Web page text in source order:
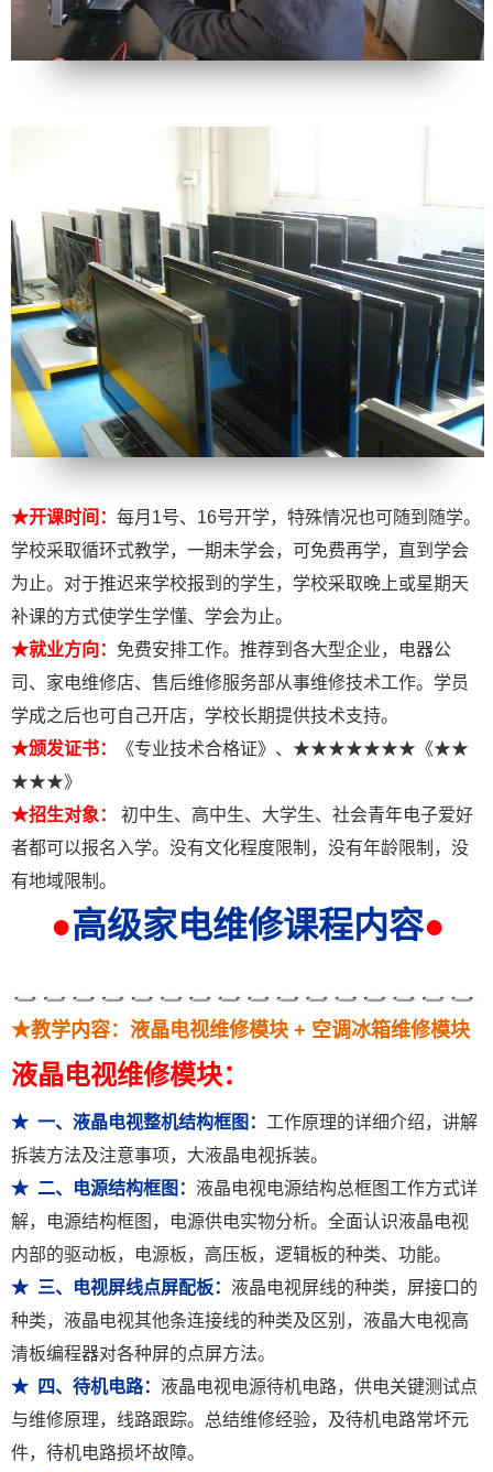
★开课时间： 每月1号、16号开学，特殊情况也可随到随学。
学校采取循环式教学，一期未学会，可免费再学，直到学会
为止。对于推迟来学校报到的学生，学校采取晚上或星期天
补课的方式使学生学懂、学会为止。
★就业方向： 免费安排工作。推荐到各大型企业，电器公
司、家电维修店、售后维修服务部从事维修技术工作。学员
学成之后也可自己开店，学校长期提供技术支持。
★颁发证书：
《专业技术合格证》、★★★★★★★《★★
★★★》
★招生对象：
初中生、高中生、大学生、社会青年电子爱好
者都可以报名入学。没有文化程度限制，没有年龄限制，没
有地域限制。
●高级家电维修课程内容●
★教学内容：液晶电视维修模块 + 空调冰箱维修模块
液晶电视维修模块：
★ 一、液晶电视整机结构框图： 工作原理的详细介绍，讲解
拆装方法及注意事项，大液晶电视拆装。
★ 二、电源结构框图： 液晶电视电源结构总框图工作方式详
解，电源结构框图，电源供电实物分析。全面认识液晶电视
内部的驱动板，电源板，高压板，逻辑板的种类、功能。
★ 三、电视屏线点屏配板： 液晶电视屏线的种类，屏接口的
种类，液晶电视其他条连接线的种类及区别，液晶大电视高
清板编程器对各种屏的点屏方法。
★ 四、待机电路： 液晶电视电源待机电路，供电关键测试点
与维修原理，线路跟踪。总结维修经验，及待机电路常坏元
件，待机电路损坏故障。